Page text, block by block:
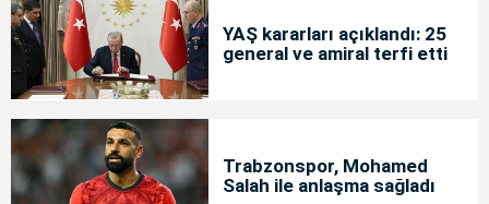
YAŞ kararları açıklandı: 25
general ve amiral terfi etti
Trabzonspor, Mohamed
Salah ile anlaşma sağladı